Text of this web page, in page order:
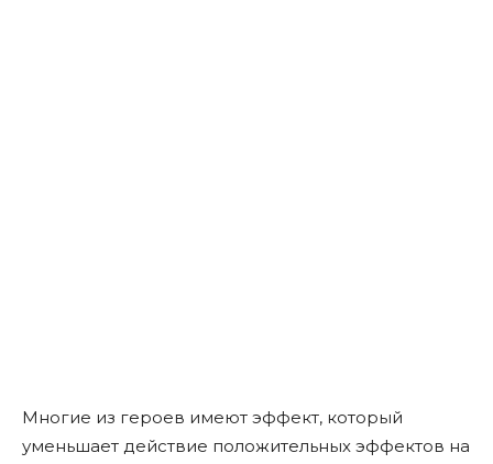
Многие из героев имеют эффект, который
уменьшает действие положительных эффектов на